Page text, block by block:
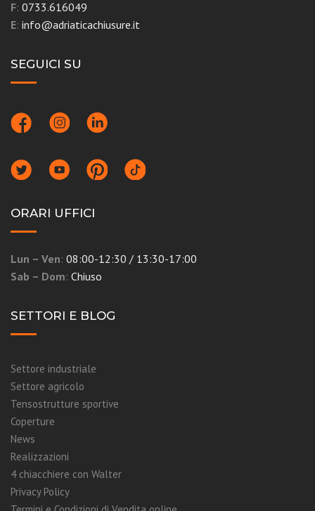
F: 0733.616049
E: info@adriaticachiusure.it
SEGUICI SU
ORARI UFFICI
Lun – Ven: 08:00-12:30 / 13:30-17:00
Sab – Dom: Chiuso
SETTORI E BLOG
Settore industriale
Settore agricolo
Tensostrutture sportive
Coperture
News
Realizzazioni
4 chiacchiere con Walter
Privacy Policy